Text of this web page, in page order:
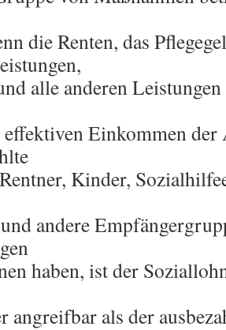
die Renten, das
alle anderen
effektiven Einkommen
Kinder,
andere
haben, ist der
angreifbar als der